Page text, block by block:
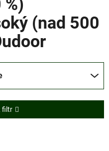
(nad 500
filtr